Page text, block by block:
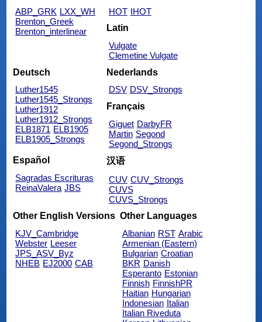
ABP_GRK LXX_WH
Brenton_Greek
Brenton_interlinear
HOT IHOT
Latin
Vulgate
Clemetine Vulgate
Deutsch
Luther1545
Luther1545_Strongs
Luther1912
Luther1912_Strongs
ELB1871 ELB1905
ELB1905_Strongs
Nederlands
DSV DSV_Strongs
Français
Giguet DarbyFR
Martin Segond
Segond_Strongs
Español
Sagradas Escrituras
ReinaValera JBS
汉语
CUV CUV_Strongs
CUVS
CUVS_Strongs
Other English Versions
KJV_Cambridge
Webster Leeser
JPS_ASV_Byz
NHEB EJ2000 CAB
Other Languages
Albanian RST Arabic
Armenian (Eastern)
Bulgarian Croatian
BKR Danish
Esperanto Estonian
Finnish FinnishPR
Haitian Hungarian
Indonesian Italian
Italian Riveduta